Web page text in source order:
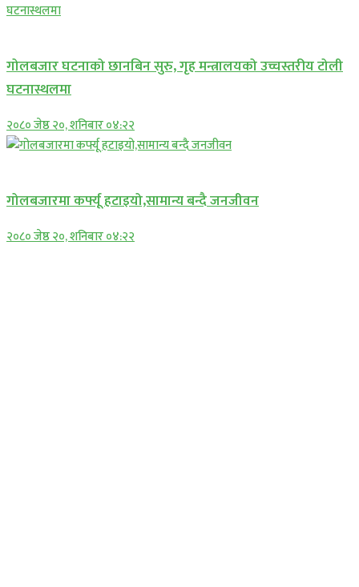
गोलबजार घटनाको छानबिन सुरु, गृह मन्त्रालयको उच्चस्तरीय टोली
घटनास्थलमा
२०८० जेष्ठ २०, शनिबार ०४:२२
गोलबजारमा कर्फ्यू हटाइयो,सामान्य बन्दै जनजीवन
२०८० जेष्ठ २०, शनिबार ०४:२२